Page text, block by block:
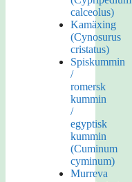
calceolus)
Kamäxing
(Cynosurus
cristatus)
Spiskummin
/
romersk
kummin
/
egyptisk
kummin
(Cuminum
cyminum)
Murreva